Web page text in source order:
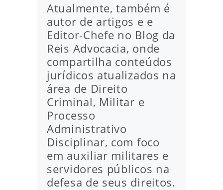
Atualmente, também é
autor de artigos e e
Editor-Chefe no Blog da
Reis Advocacia, onde
compartilha conteúdos
jurídicos atualizados na
área de Direito
Criminal, Militar e
Processo
Administrativo
Disciplinar, com foco
em auxiliar militares e
servidores públicos na
defesa de seus direitos.